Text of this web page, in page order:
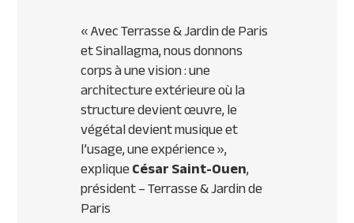
«Avec Terrasse & Jardin de Paris
et Sinallagma, nous donnons
corps à une vision : une
architecture extérieure où la
structure devient œuvre, le
végétal devient musique et
l’usage, une expérience»,
expliqueCésar Saint-Ouen,
président – Terrasse & Jardin de
Paris